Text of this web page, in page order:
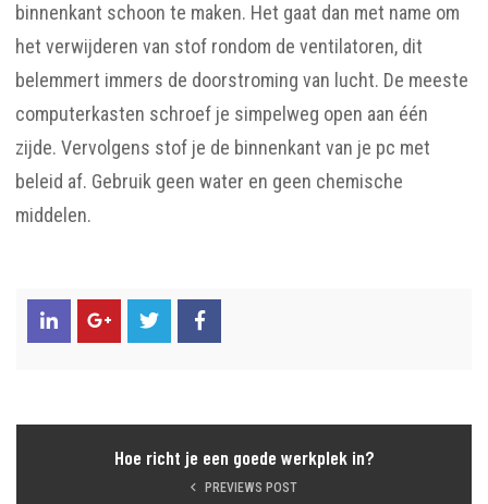
binnenkant schoon te maken. Het gaat dan met name om
het verwijderen van stof rondom de ventilatoren, dit
belemmert immers de doorstroming van lucht. De meeste
computerkasten schroef je simpelweg open aan één
zijde. Vervolgens stof je de binnenkant van je pc met
beleid af. Gebruik geen water en geen chemische
middelen.
Hoe richt je een goede werkplek in?
PREVIEWS POST